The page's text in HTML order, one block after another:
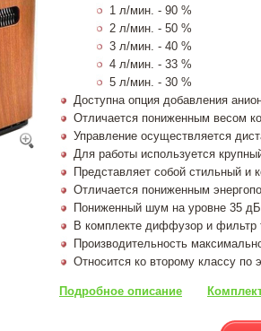
1 л/мин. - 90 %
2 л/мин. - 50 %
3 л/мин. - 40 %
4 л/мин. - 33 %
5 л/мин. - 30 %
Доступна опция добавления
Отличается пониженным весом
Управление осуществляется
Для работы используется
Представляет собой стильный и
Отличается пониженным
Пониженный шум на уровне 35 дБ
В комплекте диффузор и фильтр
Производительность
Относится ко второму классу по
Подробное описание